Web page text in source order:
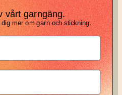
KNIT KNOT
Manifesto
vårt garngäng.
mer om garn och stickning.